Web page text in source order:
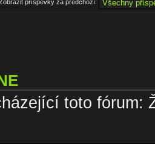
příspěvky za předchozí:
toto fórum: